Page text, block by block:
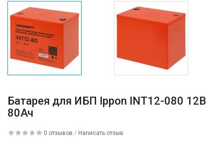
Батарея для ИБП Ippon INT12-080 12В
80Ач
0 отзывов / Написать отзыв